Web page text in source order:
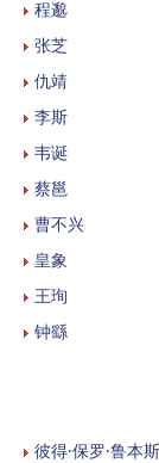
程邈
张芝
仇靖
李斯
韦诞
蔡邕
曹不兴
皇象
王珣
钟繇
彼得·保罗·鲁本斯